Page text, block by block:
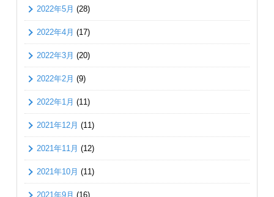
2022年5月 (28)
2022年4月 (17)
2022年3月 (20)
2022年2月 (9)
2022年1月 (11)
2021年12月 (11)
2021年11月 (12)
2021年10月 (11)
2021年9月 (16)